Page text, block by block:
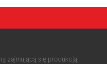
zajmującą się produkcją,